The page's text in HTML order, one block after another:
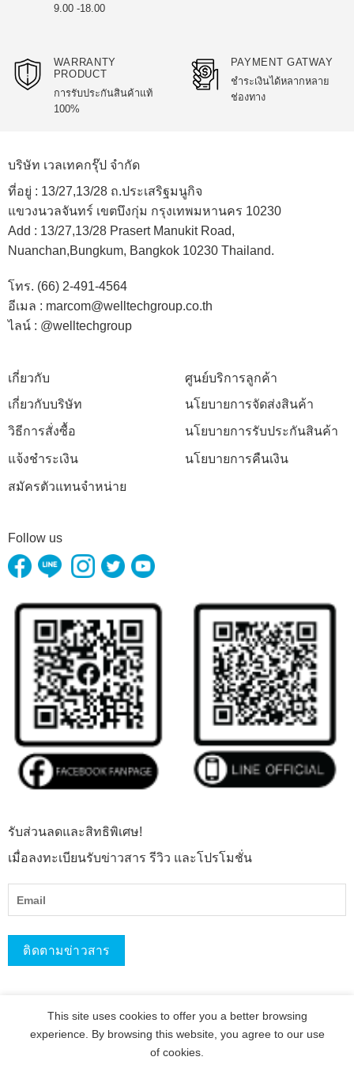
9.00 -18.00
WARRANTY
PRODUCT
การรับประกันสินค้าแท้
100%
PAYMENT GATWAY
ชำระเงินได้หลากหลาย
ช่องทาง
บริษัท เวลเทคกรุ๊ป จำกัด
ที่อยู่ : 13/27,13/28 ถ.ประเสริฐมนูกิจ
แขวงนวลจันทร์ เขตบึงกุ่ม กรุงเทพมหานคร 10230
Add : 13/27,13/28 Prasert Manukit Road,
Nuanchan,Bungkum, Bangkok 10230 Thailand.
โทร. (66) 2-491-4564
อีเมล : marcom@welltechgroup.co.th
ไลน์ : @welltechgroup
เกี่ยวกับ
เกี่ยวกับบริษัท
วิธีการสั่งซื้อ
แจ้งชำระเงิน
สมัครตัวแทนจำหน่าย
ศูนย์บริการลูกค้า
นโยบายการจัดส่งสินค้า
นโยบายการรับประกันสินค้า
นโยบายการคืนเงิน
Follow us
รับส่วนลดและสิทธิพิเศษ!
เมื่อลงทะเบียนรับข่าวสาร รีวิว และโปรโมชั่น
This site uses cookies to offer you a better browsing
experience. By browsing this website, you agree to our use
of cookies.